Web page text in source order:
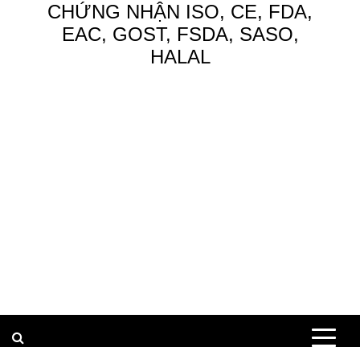
CHỨNG NHẬN ISO, CE, FDA,
EAC, GOST, FSDA, SASO,
HALAL